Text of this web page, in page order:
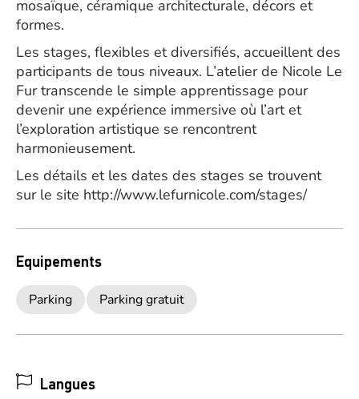
mosaïque, céramique architecturale, décors et
formes.
Les stages, flexibles et diversifiés, accueillent des
participants de tous niveaux. L’atelier de Nicole Le
Fur transcende le simple apprentissage pour
devenir une expérience immersive où l’art et
l’exploration artistique se rencontrent
harmonieusement.
Les détails et les dates des stages se trouvent
sur le site http://www.lefurnicole.com/stages/
Equipements
Parking Parking gratuit
Langues